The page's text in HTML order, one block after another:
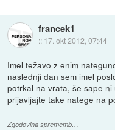
francek1
:: 17. okt 2012, 07:44
Imel težavo z enim
naslednji dan sem imel
potrkal na vrata, še sape
prijavljajte take natege na
Zgodovina sprememb…